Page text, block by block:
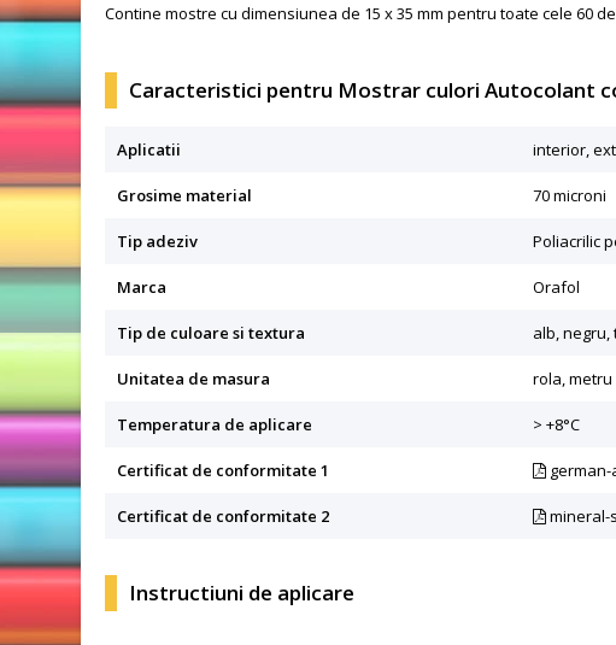
Contine mostre cu dimensiunea de 15 x 35 mm pentru toate cele 60
Caracteristici pentru Mostrar culori Autocolant
Aplicatii interior,
Grosime material 70 microni
Tip adeziv Poliacrilic
Marca Orafol
Tip de culoare si textura alb,
Unitatea de masura rola,
Temperatura de aplicare > +8°C
Certificat de conformitate 1
Certificat de conformitate 2 mineral-
Instructiuni de aplicare